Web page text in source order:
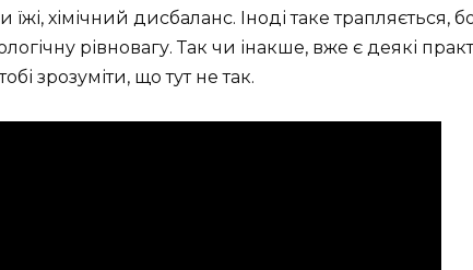
їжі, хімічний дисбаланс. Іноді таке трапляється,
рівновагу. Так чи інакше, вже є деякі
зрозуміти, що тут не так.